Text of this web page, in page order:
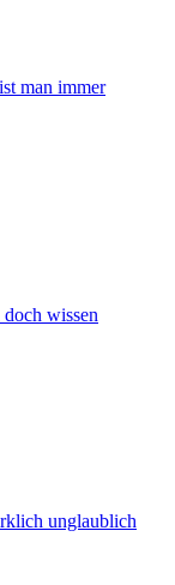
man immer
wissen